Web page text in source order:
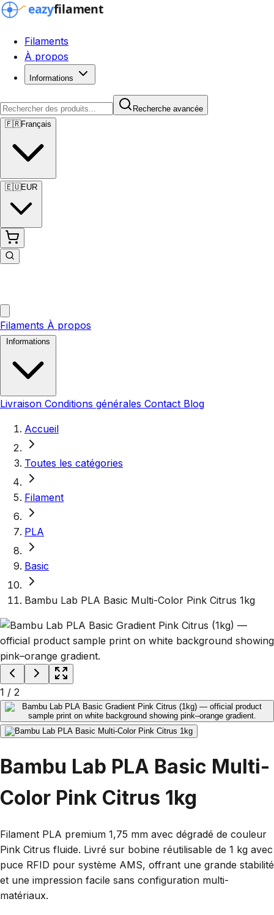
Filaments
À propos
Informations
Recherche avancée
🇫🇷Français
🇪🇺EUR
Filaments À propos
Livraison Conditions générales Contact Blog
Accueil
Toutes les catégories
Filament
PLA
Basic
Bambu Lab PLA Basic Multi-Color Pink Citrus 1kg
1 / 2
Bambu Lab PLA Basic Multi-
Color Pink Citrus 1kg
Filament PLA premium 1,75 mm avec dégradé de couleur
Pink Citrus fluide. Livré sur bobine réutilisable de 1 kg avec
puce RFID pour système AMS, offrant une grande stabilité
et une impression facile sans configuration multi-
matériaux.